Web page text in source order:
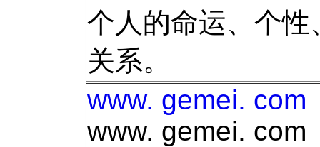
个人的命运、个
关系。
www. gemei. com
www. gemei. com